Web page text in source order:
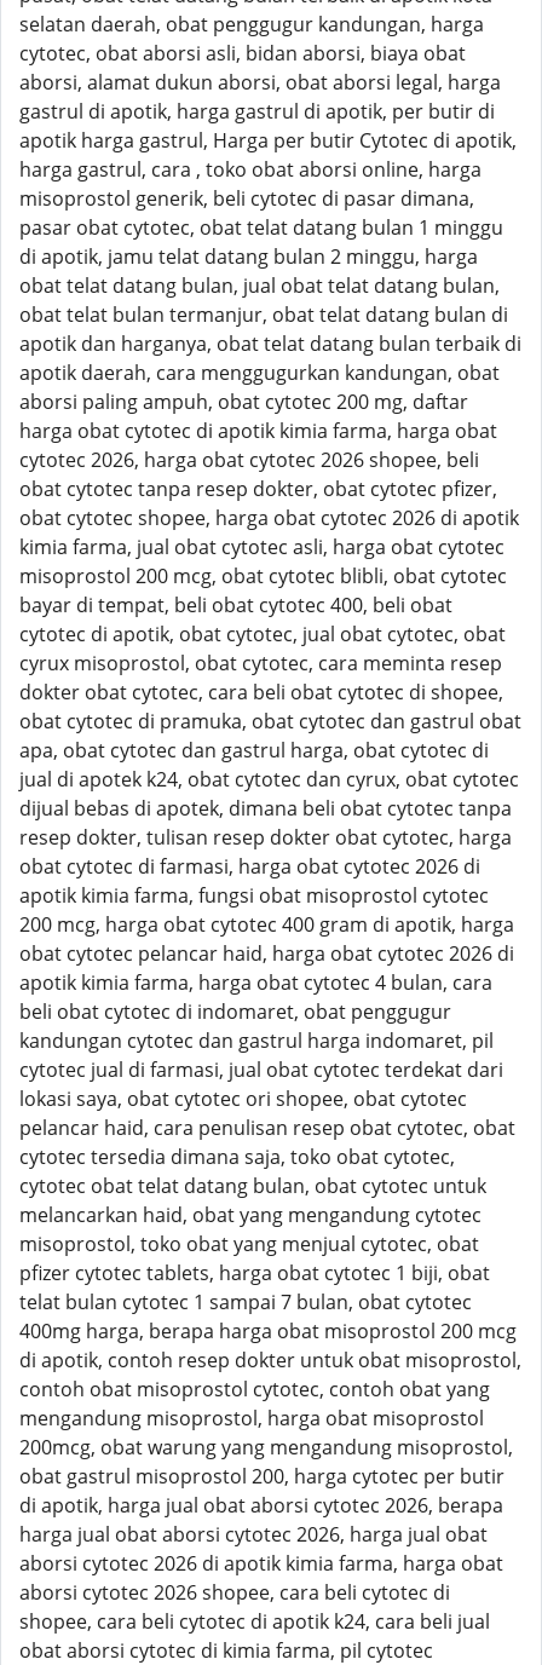
selatan daerah, obat penggugur kandungan, harga
cytotec, obat aborsi asli, bidan aborsi, biaya obat
aborsi, alamat dukun aborsi, obat aborsi legal, harga
gastrul di apotik, harga gastrul di apotik, per butir di
apotik harga gastrul, Harga per butir Cytotec di apotik,
harga gastrul, cara , toko obat aborsi online, harga
misoprostol generik, beli cytotec di pasar dimana,
pasar obat cytotec, obat telat datang bulan 1 minggu
di apotik, jamu telat datang bulan 2 minggu, harga
obat telat datang bulan, jual obat telat datang bulan,
obat telat bulan termanjur, obat telat datang bulan di
apotik dan harganya, obat telat datang bulan terbaik di
apotik daerah, cara menggugurkan kandungan, obat
aborsi paling ampuh, obat cytotec 200 mg, daftar
harga obat cytotec di apotik kimia farma, harga obat
cytotec 2026, harga obat cytotec 2026 shopee, beli
obat cytotec tanpa resep dokter, obat cytotec pfizer,
obat cytotec shopee, harga obat cytotec 2026 di apotik
kimia farma, jual obat cytotec asli, harga obat cytotec
misoprostol 200 mcg, obat cytotec blibli, obat cytotec
bayar di tempat, beli obat cytotec 400, beli obat
cytotec di apotik, obat cytotec, jual obat cytotec, obat
cyrux misoprostol, obat cytotec, cara meminta resep
dokter obat cytotec, cara beli obat cytotec di shopee,
obat cytotec di pramuka, obat cytotec dan gastrul obat
apa, obat cytotec dan gastrul harga, obat cytotec di
jual di apotek k24, obat cytotec dan cyrux, obat cytotec
dijual bebas di apotek, dimana beli obat cytotec tanpa
resep dokter, tulisan resep dokter obat cytotec, harga
obat cytotec di farmasi, harga obat cytotec 2026 di
apotik kimia farma, fungsi obat misoprostol cytotec
200 mcg, harga obat cytotec 400 gram di apotik, harga
obat cytotec pelancar haid, harga obat cytotec 2026 di
apotik kimia farma, harga obat cytotec 4 bulan, cara
beli obat cytotec di indomaret, obat penggugur
kandungan cytotec dan gastrul harga indomaret, pil
cytotec jual di farmasi, jual obat cytotec terdekat dari
lokasi saya, obat cytotec ori shopee, obat cytotec
pelancar haid, cara penulisan resep obat cytotec, obat
cytotec tersedia dimana saja, toko obat cytotec,
cytotec obat telat datang bulan, obat cytotec untuk
melancarkan haid, obat yang mengandung cytotec
misoprostol, toko obat yang menjual cytotec, obat
pfizer cytotec tablets, harga obat cytotec 1 biji, obat
telat bulan cytotec 1 sampai 7 bulan, obat cytotec
400mg harga, berapa harga obat misoprostol 200 mcg
di apotik, contoh resep dokter untuk obat misoprostol,
contoh obat misoprostol cytotec, contoh obat yang
mengandung misoprostol, harga obat misoprostol
200mcg, obat warung yang mengandung misoprostol,
obat gastrul misoprostol 200, harga cytotec per butir
di apotik, harga jual obat aborsi cytotec 2026, berapa
harga jual obat aborsi cytotec 2026, harga jual obat
aborsi cytotec 2026 di apotik kimia farma, harga obat
aborsi cytotec 2026 shopee, cara beli cytotec di
shopee, cara beli cytotec di apotik k24, cara beli jual
obat aborsi cytotec di kimia farma, pil cytotec